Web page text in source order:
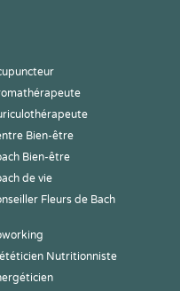
Bien-être
Bien-être
de vie
Fleurs de Bach
Nutritionniste